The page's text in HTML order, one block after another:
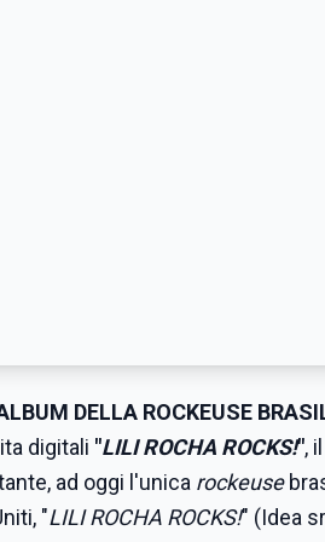
DELLA ROCKEUSE
digitali "LILI ROCHA ROCKS!",
ad oggi l'unica rockeuse
"LILI ROCHA ROCKS!" (Idea